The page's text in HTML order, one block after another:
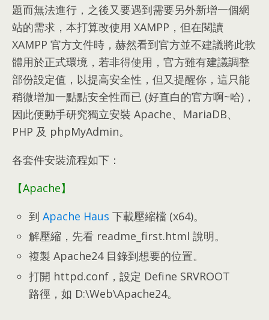
題而無法進行 ， 之後又要遇到需要另外新增一個網
站的需求 ， 本打算改使用 XAMPP ， 但在閱讀
XAMPP 官方文件時 ， 赫然看到官方並不建議將此軟
體用於正式環境 ， 若非得使用 ， 官方雖有建議調整
部份設定值 ， 以提高安全性 ， 但又提醒你 ， 這只能
稍微增加一點點安全性而已 (好直白的官方啊~哈)，
因此便動手研究獨立安裝 Apache、MariaDB、
PHP 及 phpMyAdmin。
各套件安裝流程如下 ：
【Apache】
到 Apache Haus 下載壓縮檔 (x64)。
解壓縮 ， 先看 readme_first.html 說明。
複製 Apache24 目錄到想要的位置。
打開 httpd.conf ，設定 Define SRVROOT
路徑 ，如 D:\Web\Apache24。